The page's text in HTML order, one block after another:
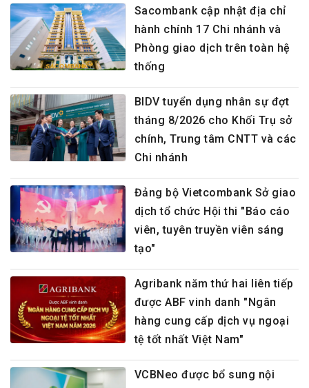
Sacombank cập nhật địa chỉ
hành chính 17 Chi nhánh và
Phòng giao dịch trên toàn hệ
thống
BIDV tuyển dụng nhân sự đợt
tháng 8/2026 cho Khối Trụ sở
chính, Trung tâm CNTT và các
Chi nhánh
Đảng bộ Vietcombank Sở giao
dịch tổ chức Hội thi "Báo cáo
viên, tuyên truyền viên sáng
tạo"
Agribank năm thứ hai liên tiếp
được ABF vinh danh "Ngân
hàng cung cấp dịch vụ ngoại
tệ tốt nhất Việt Nam"
VCBNeo được bổ sung nội